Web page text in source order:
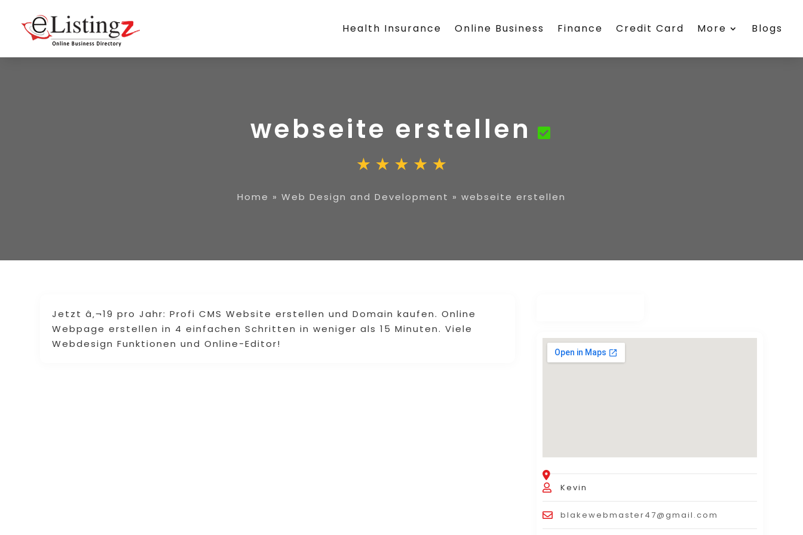
Health Insurance Online Business Finance Credit Card More Blogs
webseite erstellen
Home » Web Design and Development » webseite erstellen
Jetzt â‚¬19 pro Jahr: Profi CMS Website erstellen und Domain kaufen. Online
Webpage erstellen in 4 einfachen Schritten in weniger als 15 Minuten. Viele
Webdesign Funktionen und Online-Editor!
Kevin
blakewebmaster47@gmail.com